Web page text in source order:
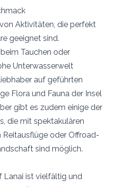
Aktivitäten, die perfekt
geeignet sind.
Tauchen oder
Unterwasserwelt
auf geführten
Flora und Fauna der Insel
gibt es zudem einige der
die mit spektakulären
oder Offroad-
sind möglich.
Lanai ist vielfältig und